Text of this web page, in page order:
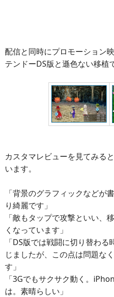
配信と同時にプロモーション
テンドーDS版と遜色ない移植
カスタマレビューを見てみる
います。
「背景のグラフィックなどが
り綺麗です」
「敵もタップで攻撃といい、
くなっています」
「DS版では戦闘に切り替わ
じましたが、この点は問題な
す」
「3Gでもサクサク動く。
は。素晴らしい」